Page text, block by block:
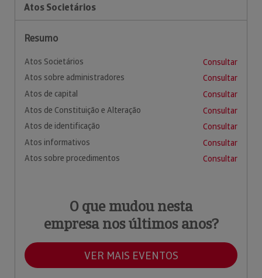
Atos Societários
Resumo
Atos Societários
Consultar
Atos sobre administradores
Consultar
Atos de capital
Consultar
Atos de Constituição e Alteração
Consultar
Atos de identificação
Consultar
Atos informativos
Consultar
Atos sobre procedimentos
Consultar
O que mudou nesta
empresa nos últimos anos?
VER MAIS EVENTOS